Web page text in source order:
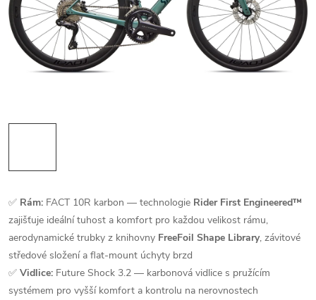
✅ Rám: FACT 10R karbon — technologie Rider First Engineered™
zajišťuje ideální tuhost a komfort pro každou velikost rámu,
aerodynamické trubky z knihovny FreeFoil Shape Library, závitové
středové složení a flat-mount úchyty brzd
✅ Vidlice: Future Shock 3.2 — karbonová vidlice s pružícím
systémem pro vyšší komfort a kontrolu na nerovnostech